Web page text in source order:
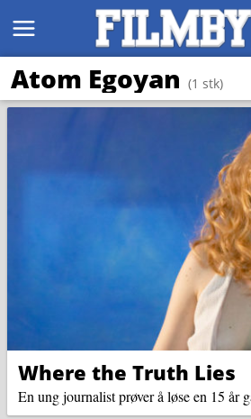
MENY
Atom Egoyan (1 stk)
Where the Truth Lies
En ung journalist prøver å løse en 15 år